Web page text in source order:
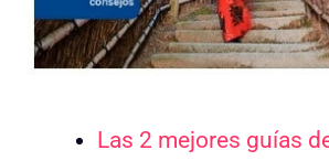
Las 2 mejores guías